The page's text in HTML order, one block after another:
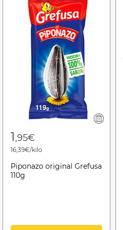
1,95€
16,39€/kilo
Piponazo original Grefusa
110g